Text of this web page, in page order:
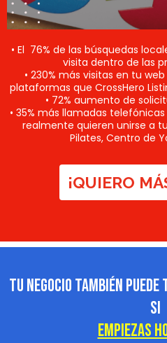
• El 76% de las búsquedas
visita dentro de las
• 230% más visitas en tu
plataformas que CrossHero
• 72% aumento de
• 35% más llamadas
realmente quieren unirse a
Pilates, Centro de
¡QUIERO
TU NEGOCIO TAMBIÉN PUEDE
SI
EMPIEZAS